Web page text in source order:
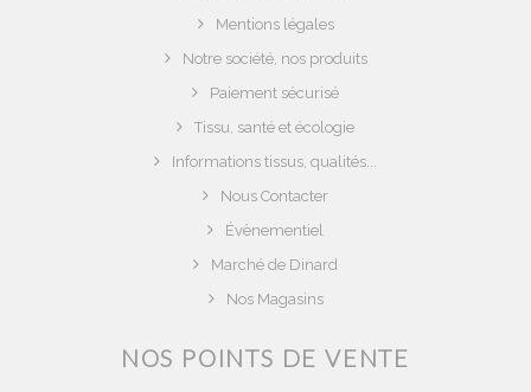
Mentions légales
Notre société, nos produits
Paiement sécurisé
Tissu, santé et écologie
Informations tissus, qualités...
Nous Contacter
Évènementiel
Marché de Dinard
Nos Magasins
NOS POINTS DE VENTE